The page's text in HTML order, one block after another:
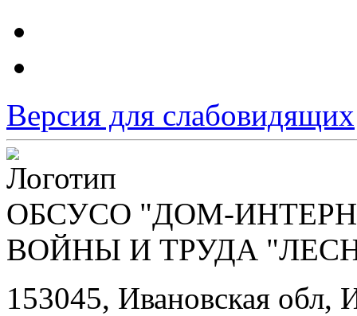
Версия для слабовидящих
ОБСУСО "ДОМ-
ВОЙНЫ И ТРУДА
153045, Ивановская обл,